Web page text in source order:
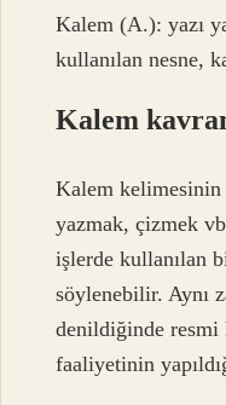
Kalem (A.): yazı
kullanılan nesne,
Kalem
Kalem kelimesinin
yazmak, çizmek
işlerde kullanılan
söylenebilir. Aynı
denildiğinde resmi
faaliyetinin